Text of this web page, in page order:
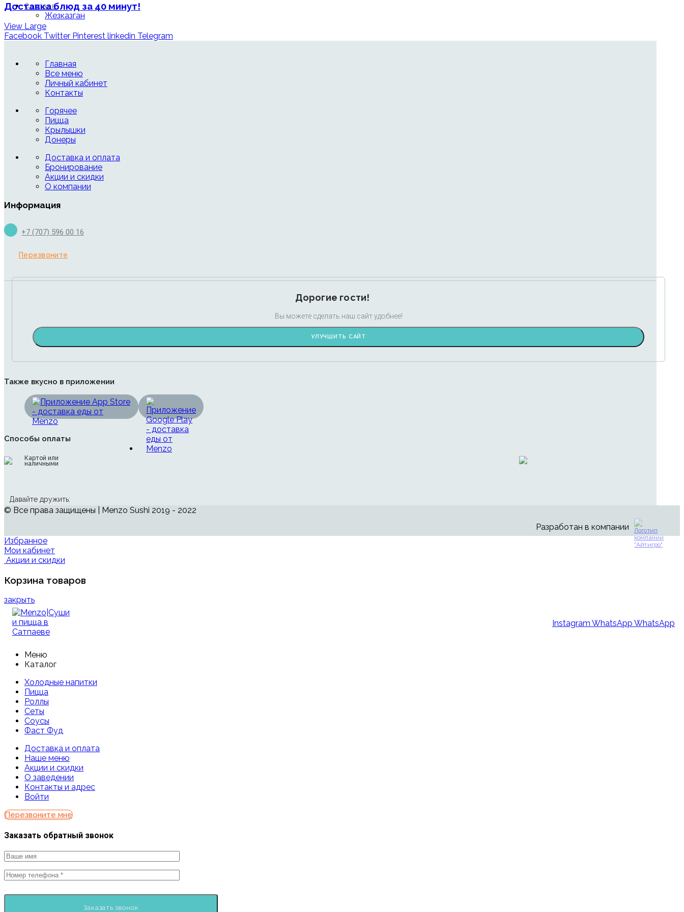
Сатпаев
Жезказган
Доставка блюд за 40 минут!
View Large
Facebook Twitter Pinterest linkedin Telegram
Главная
Все меню
Личный кабинет
Контакты
Горячее
Пицца
Крылышки
Донеры
Доставка и оплата
Бронирование
Акции и скидки
О компании
Информация
+7 (707) 596 00 16
Перезвоните
Дорогие гости!
Вы можете сделать наш сайт удобнее!
УЛУЧШИТЬ САЙТ
Также вкусно в приложении
Способы оплаты
Картой или
наличными
Давайте дружить:
© Все права защищены | Menzo Sushi 2019 - 2022
Разработан в компании
Избранное
Мои кабинет
Акции и скидки
Корзина товаров
закрыть
Instagram WhatsApp WhatsApp
Меню
Каталог
Холодные напитки
Пицца
Роллы
Сеты
Соусы
Фаст Фуд
Доставка и оплата
Наше меню
Акции и скидки
О заведении
Контакты и адрес
Войти
Перезвоните мне
Заказать обратный звонок